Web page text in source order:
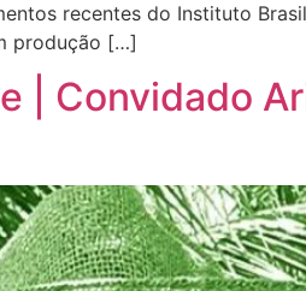
recentes do Instituto
produção […]
| Convidado